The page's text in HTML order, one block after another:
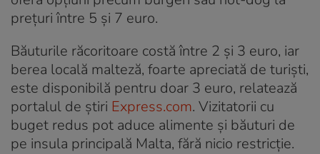
prețuri între 5 și 7 euro.
Băuturile răcoritoare costă între 2 și 3 euro, iar
berea locală malteză, foarte apreciată de turiști,
este disponibilă pentru doar 3 euro, relatează
portalul de știri Express.com. Vizitatorii cu
buget redus pot aduce alimente și băuturi de
pe insula principală Malta, fără nicio restricție.